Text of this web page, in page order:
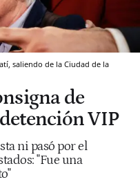
saliendo de la Ciudad de la
de
VIP
ni pasó por el
"Fue una